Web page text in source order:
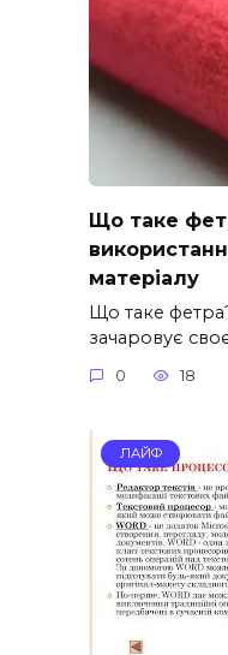
Що таке
матеріалу
Що таке
зачаровує
0 18
ЛАЙФ